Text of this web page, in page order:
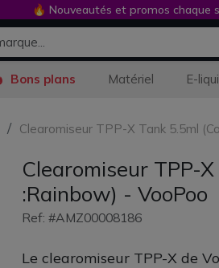
Bons plans Matériel E-
Clearomiseur TPP-X Tank 5.5ml
Clearomiseur TPP-
:Rainbow) - VooPoo
Ref: #AMZ00008186
Le clearomiseur TPP-X de
🔥 Nouveautés et promos chaque